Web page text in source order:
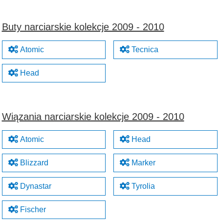
Buty narciarskie kolekcje 2009 - 2010
Atomic
Head
Tecnica
Wiązania narciarskie kolekcje 2009 - 2010
Atomic
Blizzard
Dynastar
Fischer
Head
Marker
Tyrolia